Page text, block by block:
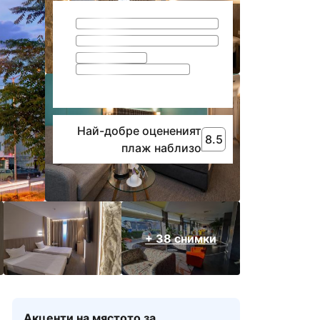
+ 38 снимки
8.5
8.5 Най-добре
Най-добре оцененият
плаж наблизо